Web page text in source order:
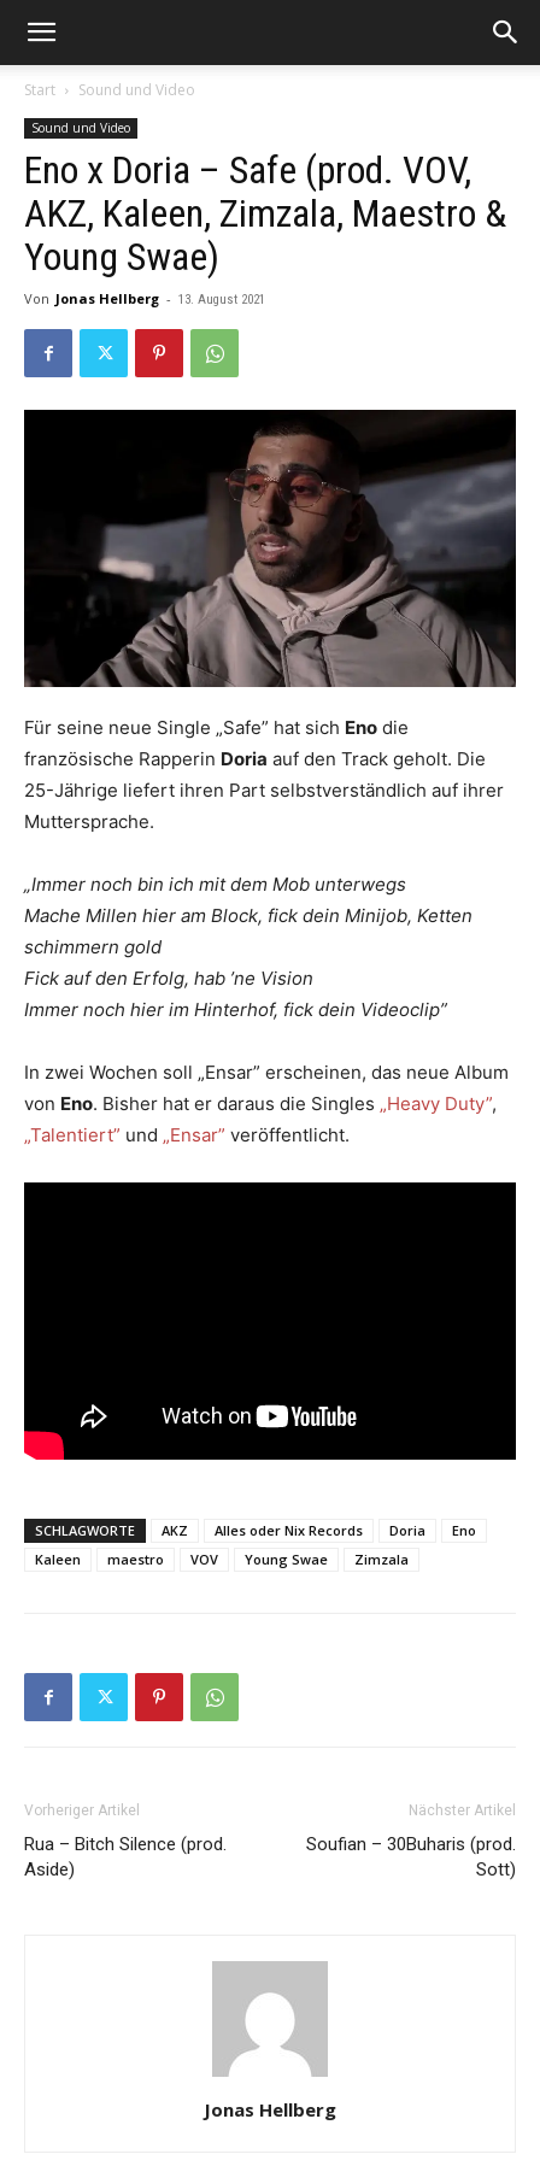
Start Sound und Video
Sound und Video
Eno x Doria – Safe (prod. VOV,
AKZ, Kaleen, Zimzala, Maestro &
Young Swae)
Von Jonas Hellberg - 13. August 2021
Für seine neue Single „Safe” hat sich Eno die
französische Rapperin Doria auf den Track geholt. Die
25-Jährige liefert ihren Part selbstverständlich auf ihrer
Muttersprache.
„Immer noch bin ich mit dem Mob unterwegs
Mache Millen hier am Block, fick dein Minijob, Ketten
schimmern gold
Fick auf den Erfolg, hab ’ne Vision
Immer noch hier im Hinterhof, fick dein Videoclip”
In zwei Wochen soll „Ensar” erscheinen, das neue Album
von Eno. Bisher hat er daraus die Singles „Heavy Duty”,
„Talentiert” und „Ensar” veröffentlicht.
SCHLAGWORTE AKZ Alles oder Nix Records Doria
Eno
Kaleen
maestro VOV Young Swae Zimzala
Vorheriger Artikel
Rua – Bitch Silence (prod.
Aside)
Nächster Artikel
Soufian – 30Buharis (prod.
Sott)
Jonas Hellberg